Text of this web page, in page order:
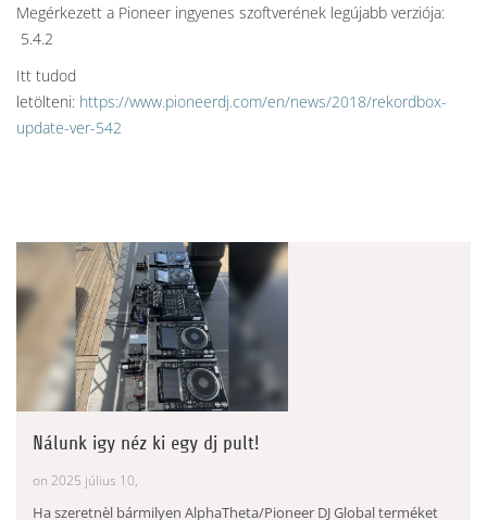
Megérkezett a Pioneer ingyenes szoftverének legújabb verziója:
5.4.2
Itt tudod
letölteni: https://www.pioneerdj.com/en/news/2018/rekordbox-
update-ver-542
Nálunk igy néz ki egy dj pult!
on 2025 július 10,
Ha szeretnèl bármilyen AlphaTheta/Pioneer DJ Global terméket